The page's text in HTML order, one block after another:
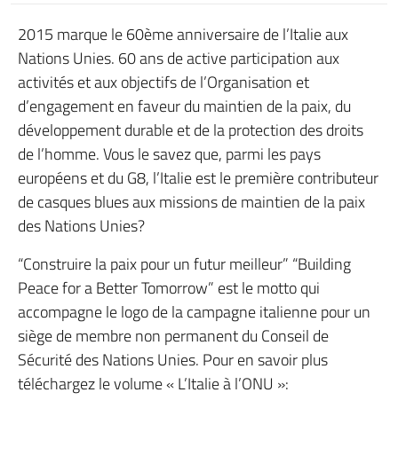
2015 marque le 60ème anniversaire de l’Italie aux
Nations Unies. 60 ans de active participation aux
activités et aux objectifs de l’Organisation et
d’engagement en faveur du maintien de la paix, du
développement durable et de la protection des droits
de l’homme. Vous le savez que, parmi les pays
européens et du G8, l’Italie est le première contributeur
de casques blues aux missions de maintien de la paix
des Nations Unies?
“Construire la paix pour un futur meilleur” “Building
Peace for a Better Tomorrow” est le motto qui
accompagne le logo de la campagne italienne pour un
siège de membre non permanent du Conseil de
Sécurité des Nations Unies. Pour en savoir plus
téléchargez le volume « L’Italie à l’ONU »: